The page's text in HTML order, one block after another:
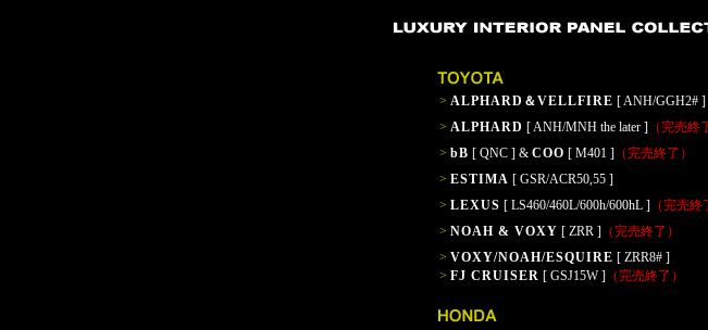
> ALPHARD＆VELLFIRE [ ANH/GGH2# ]
> ALPHARD [ ANH/MNH the later ] （完売終
> bB [ QNC ] & COO [ M401 ] （完売終了）
> ESTIMA [ GSR/ACR50,55 ]
> LEXUS [ LS460/460L/600h/600hL ] （完売終
> NOAH & VOXY [ ZRR ] （完売終了）
> VOXY/NOAH/ESQUIRE [ ZRR8# ]
> FJ CRUISER [ GSJ15W ] （完売終了）